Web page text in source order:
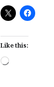
Like this:
Loading…